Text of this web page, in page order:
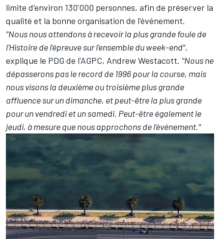
limite d'environ 130'000 personnes, afin de préserver la
qualité et la bonne organisation de l'événement.
"Nous nous attendons à recevoir la plus grande foule de
l'Histoire de l'épreuve sur l'ensemble du week-end",
explique le PDG de l'AGPC, Andrew Westacott. "Nous ne
dépasserons pas le record de 1996 pour la course, mais
nous visons la deuxième ou troisième plus grande
affluence sur un dimanche, et peut-être la plus grande
pour un vendredi et un samedi. Peut-être également le
jeudi, à mesure que nous approchons de l'événement."